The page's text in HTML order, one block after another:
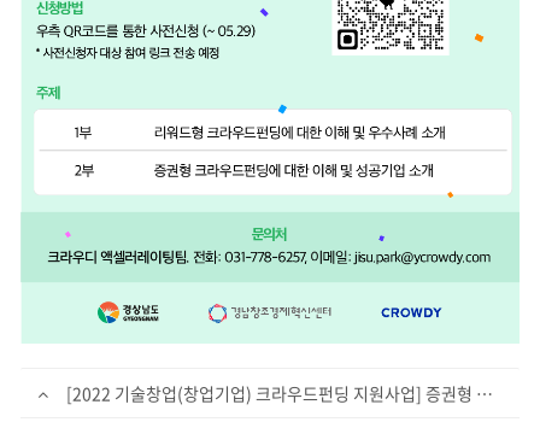
[2022 기술창업(창업기업) 크라우드펀딩 지원사업] 증권형 참여기업 모집